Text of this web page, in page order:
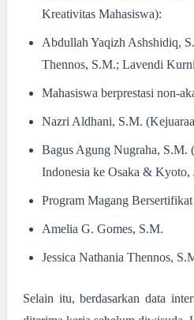
Kreativitas Mahasiswa):
Abdullah Yaqizh Ashshidiq,
Thennos, S.M.; Lavendi
Mahasiswa berprestasi non-
Nazri Aldhani, S.M.
Bagus Agung Nugraha, S.M.
Indonesia ke Osaka & Kyoto,
Program Magang
Amelia G. Gomes, S.M.
Jessica Nathania Thennos,
Selain itu, berdasarkan data